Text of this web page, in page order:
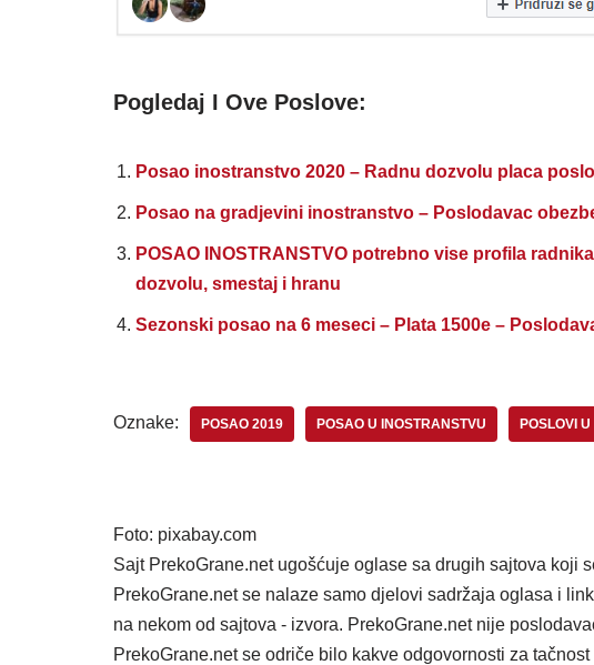
Pogledaj I Ove Poslove:
Posao inostranstvo 2020 – Radnu dozvolu placa
Posao na gradjevini inostranstvo – Poslodavac
POSAO INOSTRANSTVO potrebno vise profila
dozvolu, smestaj i hranu
Sezonski posao na 6 meseci – Plata 1500e –
Oznake: POSAO 2019 POSAO U INOSTRANSTVU POSLOVI
Foto: pixabay.com
Sajt PrekoGrane.net ugošćuje oglase sa drugih sajtova koji
PrekoGrane.net se nalaze samo djelovi sadržaja oglasa i
na nekom od sajtova - izvora. PrekoGrane.net nije
PrekoGrane.net se odriče bilo kakve odgovornosti za